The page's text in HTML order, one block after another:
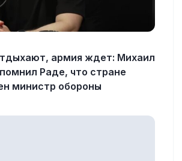
армия ждет: Михаил
Раде, что стране
министр обороны